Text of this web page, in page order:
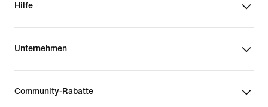
Hilfe
Unternehmen
Community-Rabatte